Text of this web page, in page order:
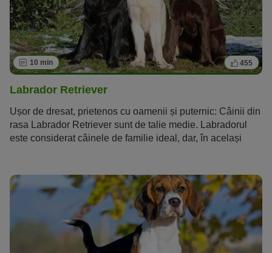
10 min 455
Labrador Retriever
Ușor de dresat, prietenos cu oamenii și puternic: Câinii din
rasa Labrador Retriever sunt de talie medie. Labradorul
este considerat câinele de familie ideal, dar, în același